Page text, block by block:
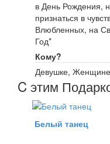
в День Рождения,
признаться в
Влюбленных, на
Год*
Кому?
Девушке,
C этим
Белый танец